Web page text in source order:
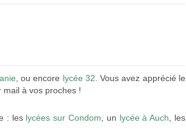
, ou encore lycée 32 . Vous avez apprécié le
à vos proches !
: les lycées sur Condom , un lycée à Auch , les